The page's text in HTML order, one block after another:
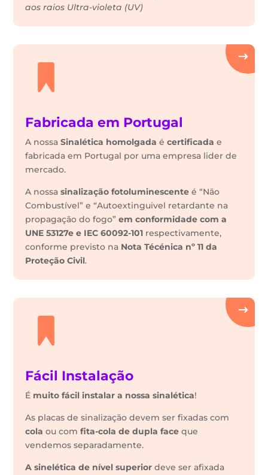
aos raios Ultra-violeta (UV)
Fabricada em Portugal
A nossaSinalética homolgada écertificada e
fabricada em Portugal por uma empresa lider de
mercado.
A nossasinalização fotoluminescente é “Não
Combustível” e “Autoextinguivel retardante na
propagação do fogo”em conformidade com a
UNE 53127e e IEC 60092-101 respectivamente,
conforme previsto na Nota Técénica nº 11 da
Proteção Civil.
Fácil Instalação
É muito fácil instalar a nossa sinalética!
As placas de sinalização devem ser fixadas com
cola ou comfita-cola de dupla face que
vendemos separadamente.
A sinelética de nível superior deve ser afixada